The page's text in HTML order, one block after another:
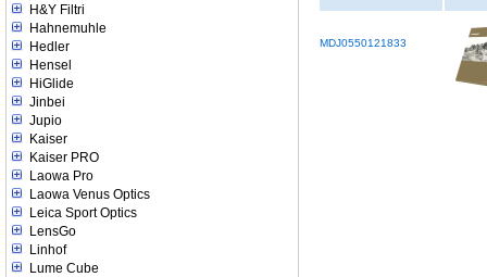
H&Y Filtri
Hahnemuhle
Hedler
Hensel
HiGlide
Jinbei
Jupio
Kaiser
Kaiser PRO
Laowa Pro
Laowa Venus Optics
Leica Sport Optics
LensGo
Linhof
Lume Cube
MDJ0550121833